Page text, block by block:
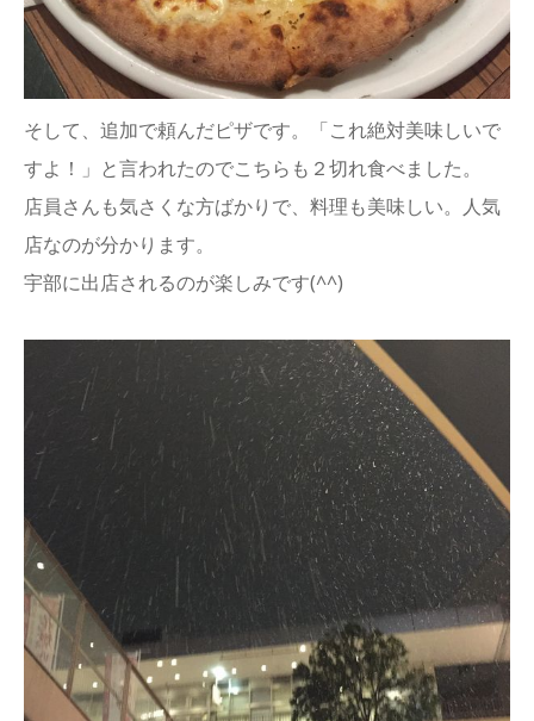
そして、追加で頼んだピザです。「これ絶対美味しいで
すよ！」と言われたのでこちらも２切れ食べました。
店員さんも気さくな方ばかりで、料理も美味しい。人気
店なのが分かります。
宇部に出店されるのが楽しみです(^^)